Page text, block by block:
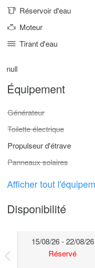
Réservoir d'eau
Moteur
Tirant d'eau
null
Équipement
Générateur
Toilette électrique
Propulseur d'étrave
Panneaux solaires
Afficher tout
Disponibilité
15/08/26 - 22/08/26
Réservé